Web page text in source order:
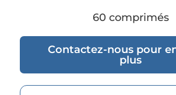
60 comprimés
Contactez-nous pour
plus